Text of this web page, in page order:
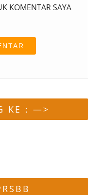
KOMENTAR SAYA
KE : —>